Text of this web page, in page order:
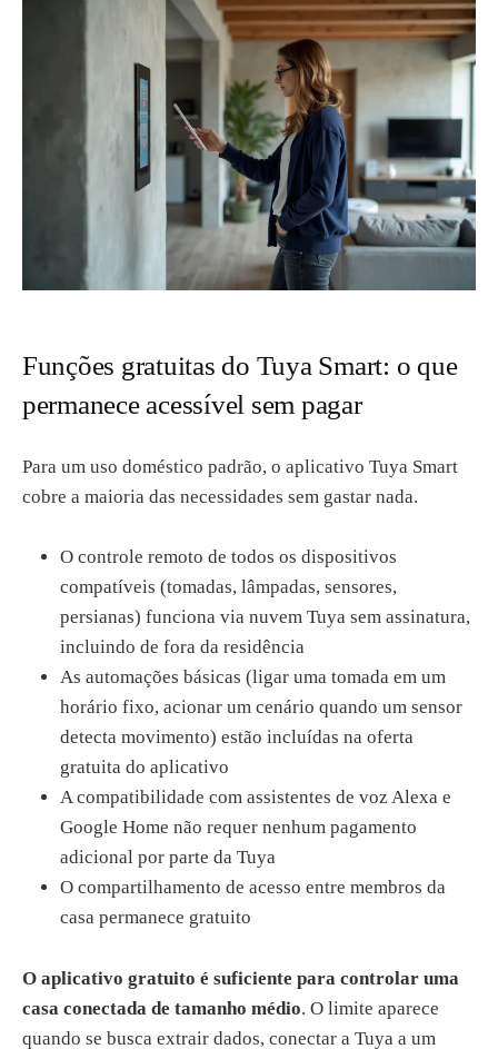
Funções gratuitas do Tuya Smart: o que
permanece acessível sem pagar
Para um uso doméstico padrão, o aplicativo Tuya Smart
cobre a maioria das necessidades sem gastar nada.
O controle remoto de todos os dispositivos
compatíveis (tomadas, lâmpadas, sensores,
persianas) funciona via nuvem Tuya sem assinatura,
incluindo de fora da residência
As automações básicas (ligar uma tomada em um
horário fixo, acionar um cenário quando um sensor
detecta movimento) estão incluídas na oferta
gratuita do aplicativo
A compatibilidade com assistentes de voz Alexa e
Google Home não requer nenhum pagamento
adicional por parte da Tuya
O compartilhamento de acesso entre membros da
casa permanece gratuito
O aplicativo gratuito é suficiente para controlar uma
casa conectada de tamanho médio. O limite aparece
quando se busca extrair dados, conectar a Tuya a um